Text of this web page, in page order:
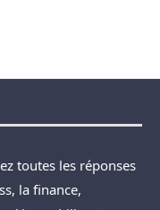
toutes les réponses
la finance,